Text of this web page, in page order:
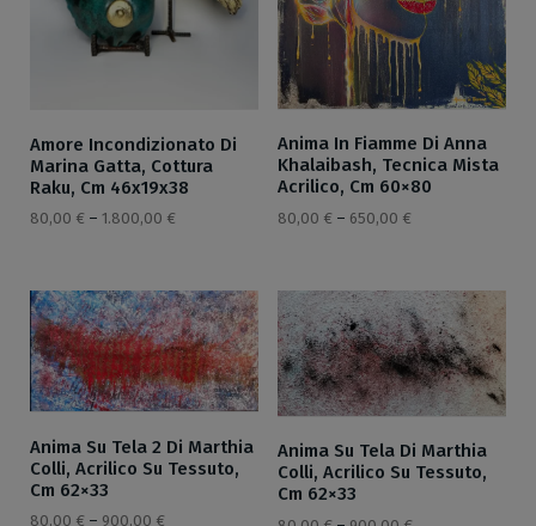
Amore Incondizionato Di
Marina Gatta, Cottura
Raku, Cm 46x19x38
80,00 € – 1.800,00 €
Anima In Fiamme Di Anna
Khalaibash, Tecnica Mista
Acrilico, Cm 60×80
80,00 € – 650,00 €
Anima Su Tela 2 Di Marthia
Colli, Acrilico Su Tessuto,
Cm 62×33
80,00 € – 900,00 €
Anima Su Tela Di Marthia
Colli, Acrilico Su Tessuto,
Cm 62×33